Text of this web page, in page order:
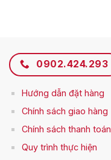
0902.424.293
Hướng dẫn đặt hàng
Chính sách giao hàng
Chính sách thanh toán
Quy trình thực hiện